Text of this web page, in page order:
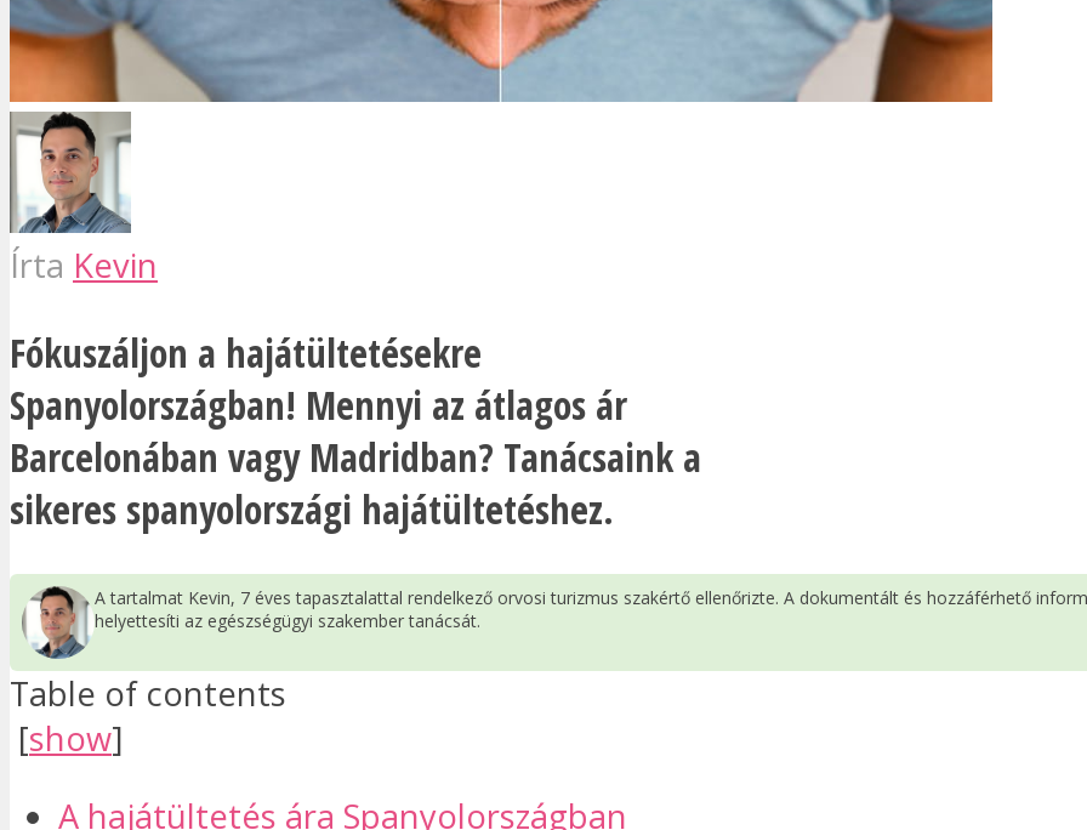
Írta Kevin
Fókuszáljon a hajátültetésekre
Spanyolországban! Mennyi az átlagos ár
Barcelonában vagy Madridban? Tanácsaink a
sikeres spanyolországi hajátültetéshez.
A tartalmat Kevin, 7 éves tapasztalattal rendelkező orvosi turizmus szakértő ellenőrizte. A dokumentált és hozzáférhető
helyettesíti az egészségügyi szakember tanácsát.
Table of contents
[show]
A hajátültetés ára Spanyolországban